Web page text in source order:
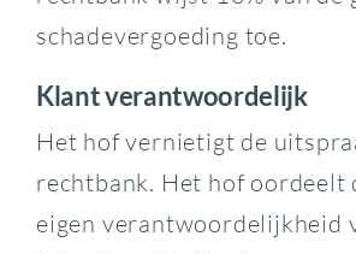
schadevergoeding toe.
Klant verantwoordelijk
Het hof vernietigt de
rechtbank. Het hof oordeelt
eigen verantwoordelijkheid